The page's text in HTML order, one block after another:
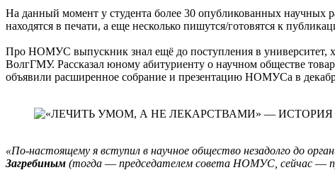
На данный момент у студента более 30 опубликованных научных
находятся в печати, а еще несколько пишутся/готовятся к
Про НОМУС выпускник знал ещё до поступления в университет,
ВолгГМУ. Рассказал юному абитуриенту о научном обществе
объявили расширенное собрание и презентацию НОМУСа в
«По-настоящему я вступил в научное общество незадолго до
Загребиным (тогда — председателем совета НОМУС, сейчас —